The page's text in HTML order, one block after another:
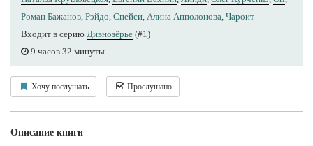
Роман Бажанов Рэйдо Спейси Алина Апполонова Чароит
Входит в серию Дивнозёрье (#1)
9 часов 32 минуты
Хочу послушать Прослушано
Описание книги